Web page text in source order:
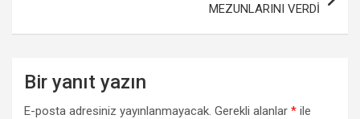
MEZUNLARINI VERDİ
Bir yanıt yazın
E-posta adresiniz yayınlanmayacak. Gerekli alanlar * ile